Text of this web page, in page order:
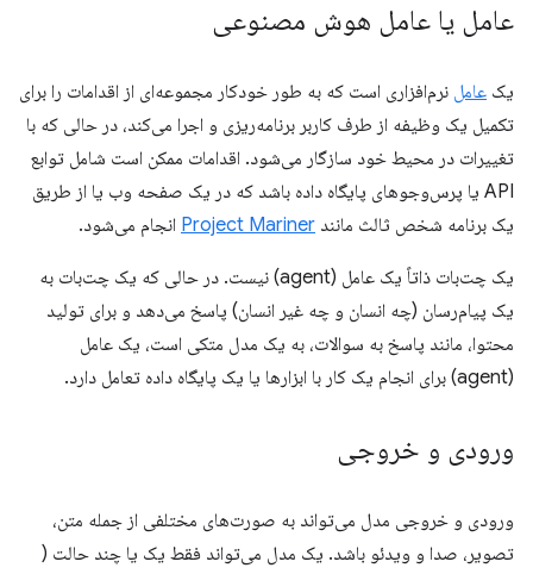
عامل یا عامل هوش مصنوعی
یک عامل نرم‌افزاری است که به طور خودکار مجموعه‌ای از اقدامات را برای
تکمیل یک وظیفه از طرف کاربر برنامه‌ریزی و اجرا می‌کند، در حالی که با
تغییرات در محیط خود سازگار می‌شود. اقدامات ممکن است شامل توابع
API یا پرس‌وجوهای پایگاه داده باشد که در یک صفحه وب یا از طریق
یک برنامه شخص ثالث مانند Project Mariner انجام می‌شود.
یک چت‌بات ذاتاً یک عامل (agent) نیست. در حالی که یک چت‌بات به
یک پیام‌رسان (چه انسان و چه غیر انسان) پاسخ می‌دهد و برای تولید
محتوا، مانند پاسخ به سوالات، به یک مدل متکی است، یک عامل
(agent) برای انجام یک کار با ابزارها یا یک پایگاه داده تعامل دارد.
ورودی و خروجی
ورودی و خروجی مدل می‌تواند به صورت‌های مختلفی از جمله متن،
تصویر، صدا و ویدئو باشد. یک مدل می‌تواند فقط یک یا چند حالت (